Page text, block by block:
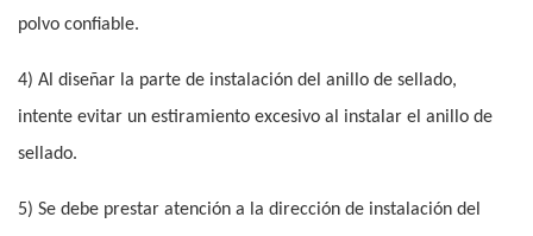
polvo confiable.
4) Al diseñar la parte de instalación del anillo de sellado,
intente evitar un estiramiento excesivo al instalar el anillo de
sellado.
5) Se debe prestar atención a la dirección de instalación del